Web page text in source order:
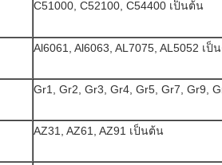
C51000, C52100, C54400 เป็นต้น
Al6061, Al6063, AL7075, AL5052 เป็
Gr1, Gr2, Gr3, Gr4, Gr5, Gr7, Gr9,
AZ31, AZ61, AZ91 เป็นต้น